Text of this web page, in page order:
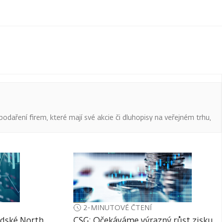
firem, které mají své akcie či dluhopisy na veřejném trhu,
2-MINUTOVÉ ČTENÍ